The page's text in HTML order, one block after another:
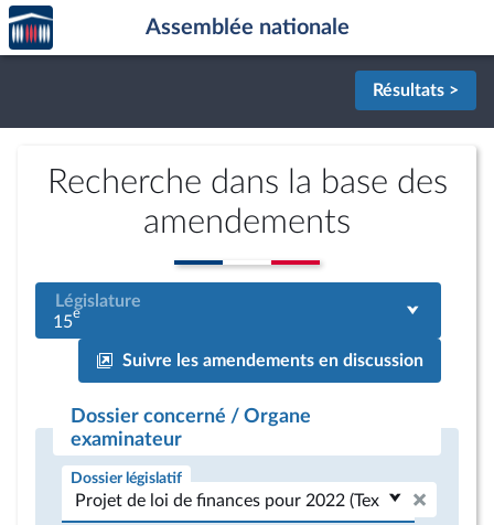
Aller au contenu
Aller en bas de la page
Accèder
à la
page
Assemblée nationale
Résultats >
Recherche dans la base des
amendements
Législature
15e
Suivre les amendements en discussion
Dossier concerné / Organe
examinateur
Dossier législatif